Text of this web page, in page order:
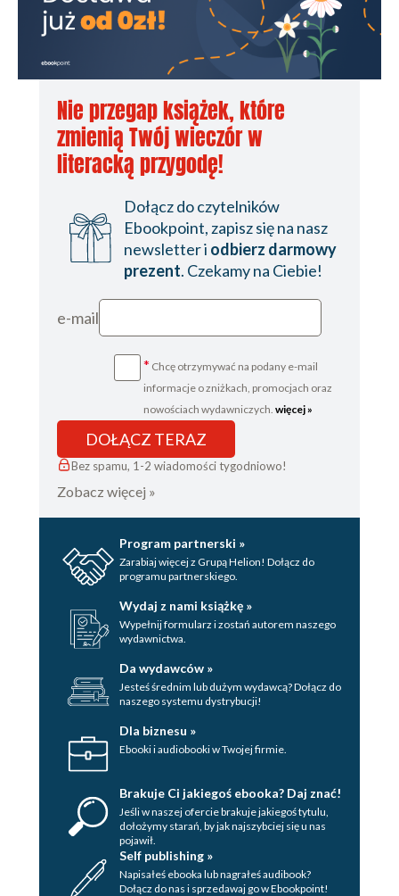
Nie przegap książek, które
zmienią Twój wieczór w
literacką przygodę!
Dołącz do czytelników
Ebookpoint, zapisz się na nasz
newsletter i odbierz darmowy
prezent. Czekamy na Ciebie!
e-mail
* Chcę otrzymywać na podany e-mail
informacje o zniżkach, promocjach oraz
nowościach wydawniczych. więcej »
DOŁĄCZ TERAZ
Bez spamu, 1-2 wiadomości tygodniowo!
Zobacz więcej »
Program partnerski »
Zarabiaj więcej z Grupą Helion! Dołącz do
programu partnerskiego.
Wydaj z nami książkę »
Wypełnij formularz i zostań autorem naszego
wydawnictwa.
Da wydawców »
Jesteś średnim lub dużym wydawcą? Dołącz do
naszego systemu dystrybucji!
Dla biznesu »
Ebooki i audiobooki w Twojej firmie.
Brakuje Ci jakiegoś ebooka? Daj znać!
Jeśli w naszej ofercie brakuje jakiegoś tytulu,
dołożymy starań, by jak najszybciej się u nas
pojawił.
Self publishing »
Napisałeś ebooka lub nagrałeś audibook?
Dołącz do nas i sprzedawaj go w Ebookpoint!